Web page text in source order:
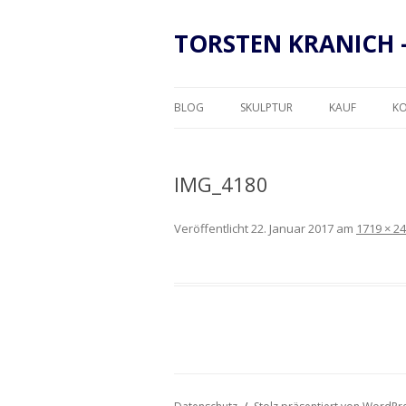
TORSTEN KRANICH
BLOG SKULPTUR KAUF
IMG_4180
Veröffentlicht22. Januar 2017 am 1719 ×